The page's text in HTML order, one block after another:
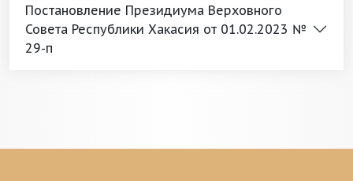
Постановление Президиума Верховного
Совета Республики Хакасия от 01.02.2023 №
29-п